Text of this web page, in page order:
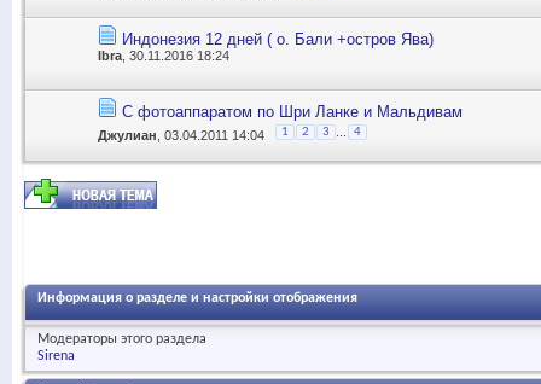
Индонезия 12 дней ( о. Бали +остров Ява)
Ibra , 30.11.2016 18:24
С фотоаппаратом по Шри Ланке и Мальдивам
Джулиан , 03.04.2011 14:04 1 2 3 4
Информация о разделе и настройки отображения
Модераторы этого раздела
Sirena